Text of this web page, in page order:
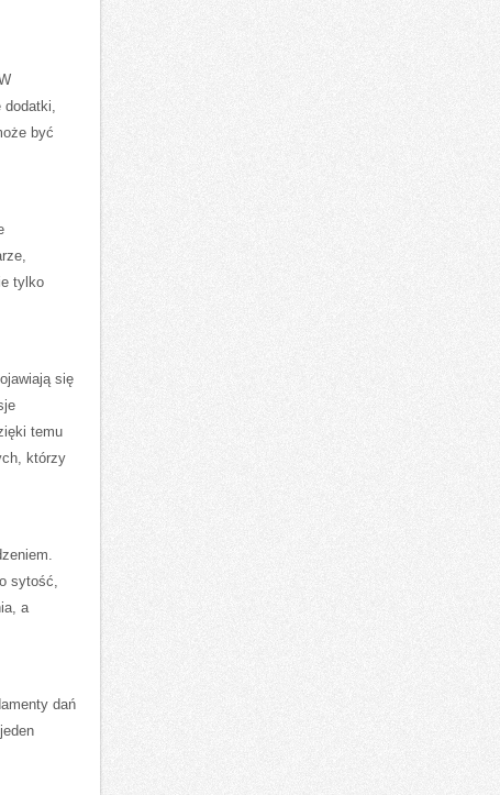
dodatki,
być
tylko
się
temu
którzy
sytość,
a
dań